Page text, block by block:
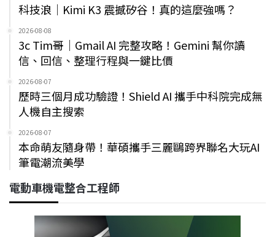
科技浪｜Kimi K3 震撼矽谷！真的這麼強嗎？
2026-08-08
3c Tim哥｜Gmail AI 完整攻略！Gemini 幫你讀
信、回信、整理行程與一鍵比價
2026-08-07
歷時三個月成功驗證！Shield AI 攜手中科院完成無
人機自主搜索
2026-08-07
本命萌友隨身帶！華碩攜手三麗鷗跨界聯名大玩AI
筆電潮流美學
電動車機電整合工程師